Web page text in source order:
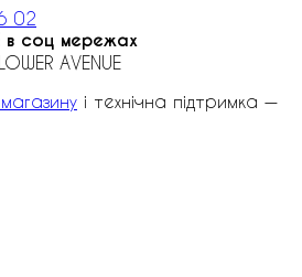
02
в соц мережах
AVENUE
і технічна підтримка —